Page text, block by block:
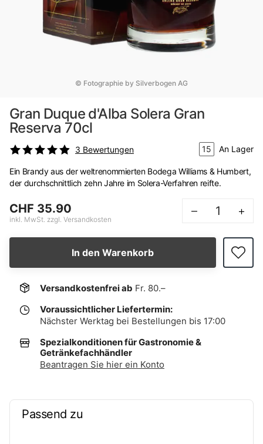
© Fotographie by Silverbogen AG
Gran Duque d'Alba Solera Gran
Reserva 70cl
3 Bewertungen 15 An Lager
Ein Brandy aus der weltrenommierten Bodega Williams & Humbert,
der durchschnittlich zehn Jahre im Solera-Verfahren reifte.
CHF 35.90
inkl. MwSt. zzgl. Versandkosten
– +
In den Warenkorb
Versandkostenfrei ab Fr. 80.–
Voraussichtlicher Liefertermin:
Nächster Werktag bei Bestellungen bis 17:00
Spezialkonditionen für Gastronomie &
Getränkefachhändler
Beantragen Sie hier ein Konto
Passend zu